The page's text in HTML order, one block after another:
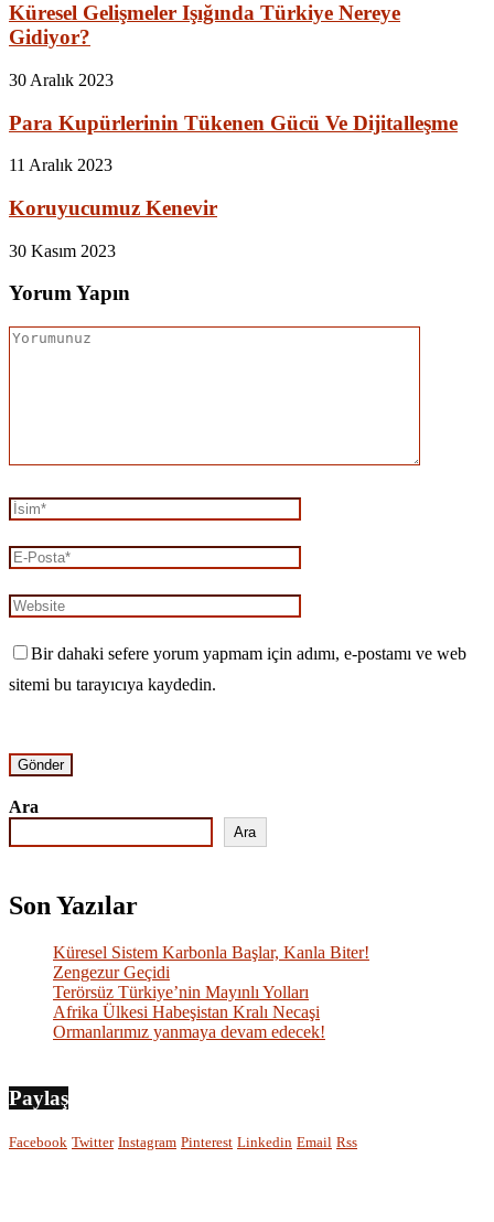
Küresel Gelişmeler Işığında Türkiye Nereye
Gidiyor?
30 Aralık 2023
Para Kupürlerinin Tükenen Gücü Ve Dijitalleşme
11 Aralık 2023
Koruyucumuz Kenevir
30 Kasım 2023
Yorum Yapın
Bir dahaki sefere yorum yapmam için adımı, e-postamı ve web
sitemi bu tarayıcıya kaydedin.
Ara
Ara
Son Yazılar
Küresel Sistem Karbonla Başlar, Kanla Biter!
Zengezur Geçidi
Terörsüz Türkiye’nin Mayınlı Yolları
Afrika Ülkesi Habeşistan Kralı Necaşi
Ormanlarımız yanmaya devam edecek!
Paylaş
Facebook Twitter Instagram Pinterest Linkedin Email Rss